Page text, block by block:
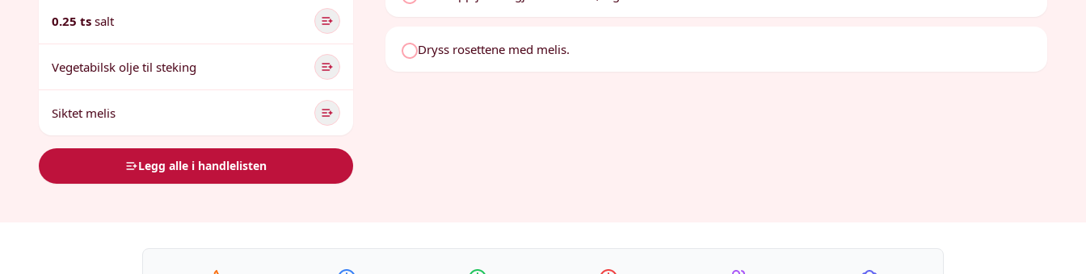
0.25 ts salt
Vegetabilsk olje til steking
Siktet melis
Legg alle i handlelisten
Dryss rosettene med melis.